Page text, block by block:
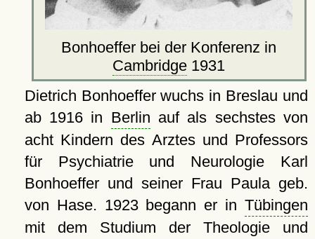
Bonhoeffer bei der Konferenz in
Cambridge 1931
Dietrich Bonhoeffer wuchs in Breslau und
ab 1916 in Berlin auf als sechstes von
acht Kindern des Arztes und Professors
für Psychiatrie und Neurologie Karl
Bonhoeffer und seiner Frau Paula geb.
von Hase. 1923 begann er in Tübingen
mit dem Studium der Theologie und